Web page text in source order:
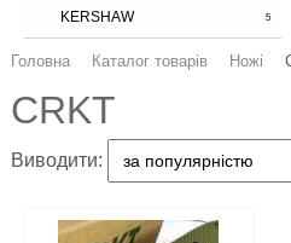
KERSHAW 5
Головна Каталог товарів Ножі
CRKT
Виводити: